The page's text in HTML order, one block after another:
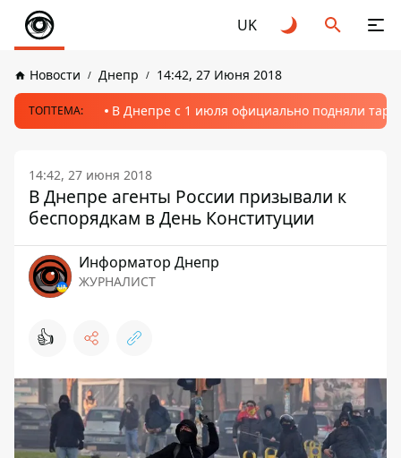
UK
Новости Днепр 14:42, 27 Июня 2018
ТОПТЕМА: В Днепре с 1 июля официально подняли
14:42, 27 июня 2018
В Днепре агенты России призывали к
беспорядкам в День Конституции
Информатор Днепр
ЖУРНАЛИСТ
👍